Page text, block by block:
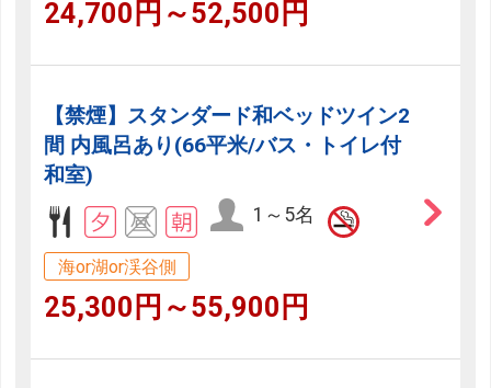
24,700円～52,500円
【禁煙】スタンダード和ベッドツイン2
間 内風呂あり(66平米/バス・トイレ付
和室)
1～5名
海or湖or渓谷側
25,300円～55,900円